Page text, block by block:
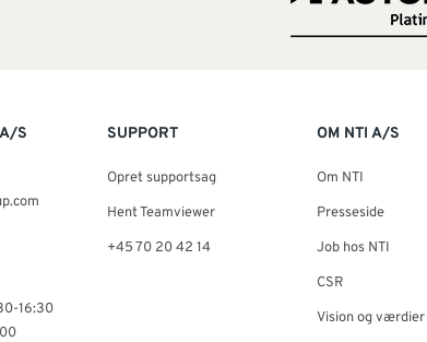
S
16:30
SUPPORT
Opret supportsag
Hent Teamviewer
+45 70 20 42 14
OM NTI A/S
Om NTI
Presseside
Job hos NTI
CSR
Vision og værdier